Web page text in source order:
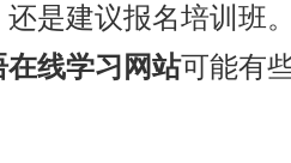
是建议报名培训班
在线学习网站可能有